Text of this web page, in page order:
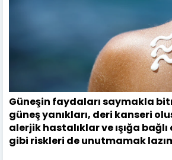
Güneşin faydaları saymakla
güneş yanıkları, deri kanseri
alerjik hastalıklar ve ışığa
gibi riskleri de unutmamak